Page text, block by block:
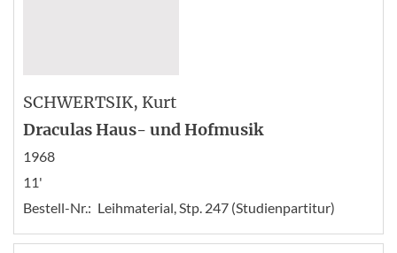
SCHWERTSIK, Kurt
Draculas Haus- und Hofmusik
1968
11'
Bestell-Nr.: Leihmaterial, Stp. 247 (Studienpartitur)